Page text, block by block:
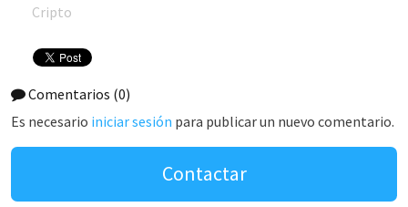
Cripto
Comentarios (0)
Es necesario iniciar sesión para publicar un nuevo comentario.
Contactar